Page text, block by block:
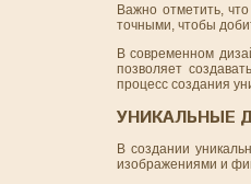
Важно отметить,
точными, чтобы
В современном
позволяет
процесс создания
УНИКАЛЬНЫЕ
В создании
изображениями и